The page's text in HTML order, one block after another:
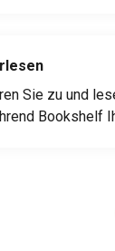
Sie zu und
Bookshelf